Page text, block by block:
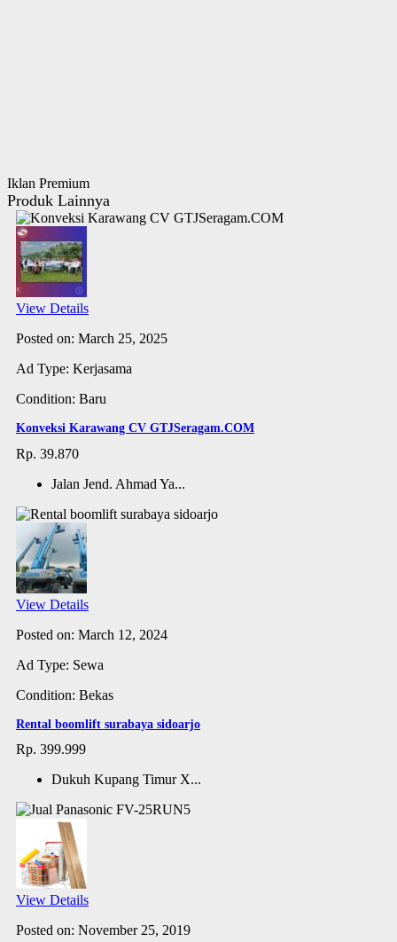
Iklan Premium
Produk Lainnya
View Details
Posted on: March 25, 2025
Ad Type: Kerjasama
Condition: Baru
Konveksi Karawang CV GTJSeragam.COM
Rp. 39.870
Jalan Jend. Ahmad Ya...
View Details
Posted on: March 12, 2024
Ad Type: Sewa
Condition: Bekas
Rental boomlift surabaya sidoarjo
Rp. 399.999
Dukuh Kupang Timur X...
View Details
Posted on: November 25, 2019